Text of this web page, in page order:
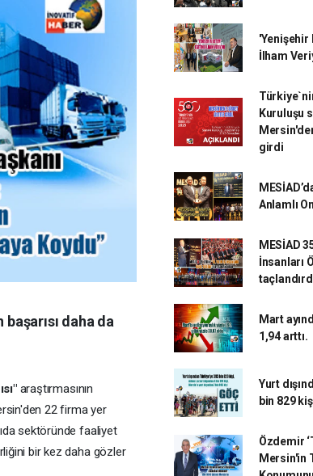
daha da
araştırmasının
22 firma yer
sektöründe faaliyet
bir kez daha gözler
'Yenişehir
İlham
Kuruluşu
girdi
Anlamlı
MESİAD
İnsanları
Mart
1,94 arttı.
Yurt
bin 829
Özdemir
Mersin'in